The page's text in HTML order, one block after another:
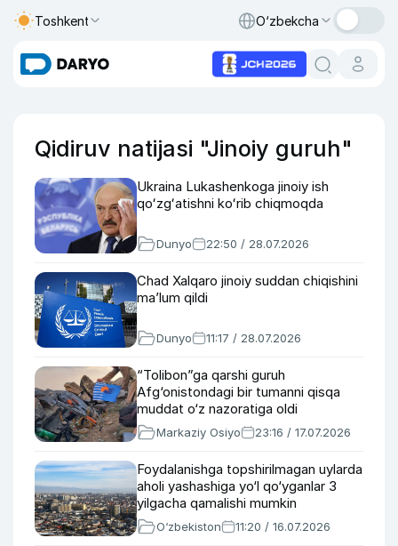
Toshkent O‘zbekcha
Qidiruv natijasi "Jinoiy guruh"
Ukraina Lukashenkoga jinoiy ish
qoʻzgʻatishni koʻrib chiqmoqda
Dunyo 22:50 / 28.07.2026
Chad Xalqaro jinoiy suddan chiqishini
ma’lum qildi
Dunyo 11:17 / 28.07.2026
“Tolibon”ga qarshi guruh
Afg‘onistondagi bir tumanni qisqa
muddat o‘z nazoratiga oldi
Markaziy Osiyo 23:16 / 17.07.2026
Foydalanishga topshirilmagan uylarda
aholi yashashiga yo‘l qo‘yganlar 3
yilgacha qamalishi mumkin
O‘zbekiston 11:20 / 16.07.2026